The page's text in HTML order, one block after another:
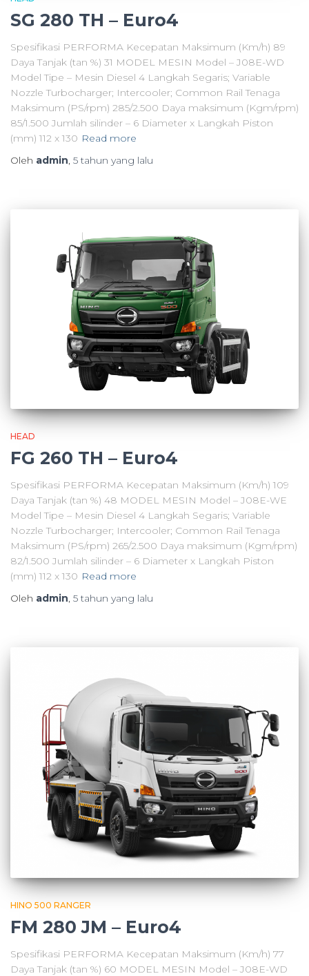
SG 280 TH – Euro4
Spesifikasi PERFORMA Kecepatan Maksimum (Km/h) 89
Daya Tanjak (tan %) 31 MODEL MESIN Model – J08E-WD
Model Tipe – Mesin Diesel 4 Langkah Segaris; Variable
Nozzle Turbocharger; Intercooler; Common Rail Tenaga
Maksimum (PS/rpm) 285/2.500 Daya maksimum (Kgm/rpm)
85/1.500 Jumlah silinder – 6 Diameter x Langkah Piston
(mm) 112 x 130 Read more
Oleh admin, 5 tahun yang lalu
HEAD
FG 260 TH – Euro4
Spesifikasi PERFORMA Kecepatan Maksimum (Km/h) 109
Daya Tanjak (tan %) 48 MODEL MESIN Model – J08E-WE
Model Tipe – Mesin Diesel 4 Langkah Segaris; Variable
Nozzle Turbocharger; Intercooler; Common Rail Tenaga
Maksimum (PS/rpm) 265/2.500 Daya maksimum (Kgm/rpm)
82/1.500 Jumlah silinder – 6 Diameter x Langkah Piston
(mm) 112 x 130 Read more
Oleh admin, 5 tahun yang lalu
HINO 500 RANGER
FM 280 JM – Euro4
Spesifikasi PERFORMA Kecepatan Maksimum (Km/h) 77
Daya Tanjak (tan %) 60 MODEL MESIN Model – J08E-WD